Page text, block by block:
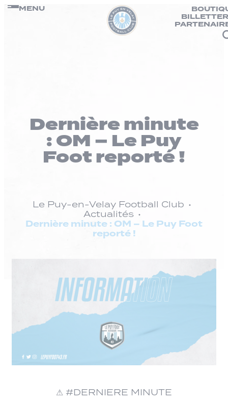
Passer
MENU
Dernière minute
: OM – Le Puy
Foot reporté !
Le Puy-en-Velay Football Club
Actualités
Dernière minute : OM – Le Puy Foot
reporté !
⚠ #DERNIERE MINUTE
Panneau de gestion des cookies